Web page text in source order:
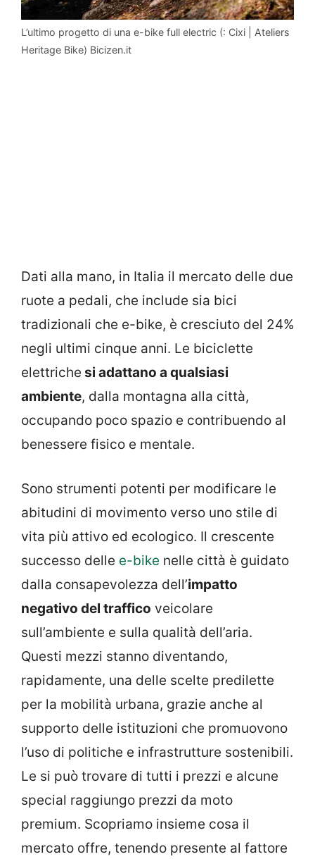
L’ultimo progetto di una e-bike full electric (: Cixi | Ateliers
Heritage Bike) Bicizen.it
Dati alla mano, in Italia il mercato delle due
ruote a pedali, che include sia bici
tradizionali che e-bike, è cresciuto del 24%
negli ultimi cinque anni. Le biciclette
elettriche si adattano a qualsiasi
ambiente, dalla montagna alla città,
occupando poco spazio e contribuendo al
benessere fisico e mentale.
Sono strumenti potenti per modificare le
abitudini di movimento verso uno stile di
vita più attivo ed ecologico. Il crescente
successo delle e-bike nelle città è guidato
dalla consapevolezza dell’impatto
negativo del traffico veicolare
sull’ambiente e sulla qualità dell’aria.
Questi mezzi stanno diventando,
rapidamente, una delle scelte predilette
per la mobilità urbana, grazie anche al
supporto delle istituzioni che promuovono
l’uso di politiche e infrastrutture sostenibili.
Le si può trovare di tutti i prezzi e alcune
special raggiungo prezzi da moto
premium. Scopriamo insieme cosa il
mercato offre, tenendo presente al fattore